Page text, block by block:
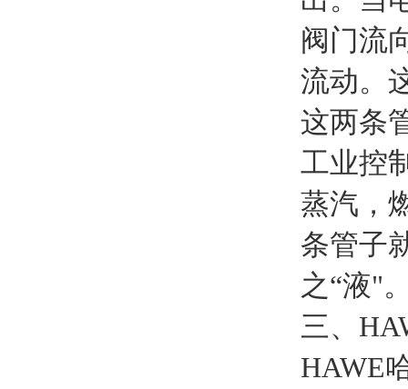
阀门流
流动。
这两条
工业控
蒸汽，
条管子
之“液"
三、
HAWE